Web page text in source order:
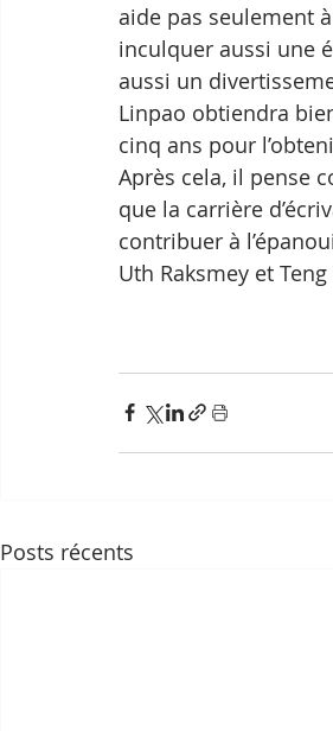
aide pas seulement
inculquer aussi une
aussi un
Linpao obtiendra
cinq ans pour
Après cela, il pense
que la carrière
contribuer à
Uth Raksmey et
Posts récents